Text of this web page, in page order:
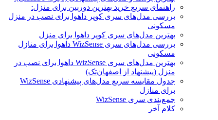
راهنمای سریع خرید بهترین دوربین برای منزل:
بررسی مدل‌های سری کوپر داهوا برای نصب در منزل
مسکونی
بهترین مدل‌های سری کوپر داهوا برای منزل
بررسی مدل‌های سری WizSense داهوا برای منازل
مسکونی
بهترین مدل‌های سری WizSense داهوا برای نصب در
منزل (پیشنهاد از اصفهان‌تک)
جدول مقایسه سریع مدل‌های پیشنهادی WizSense
برای منازل
جمع‌بندی سری WizSense
کلام آخر